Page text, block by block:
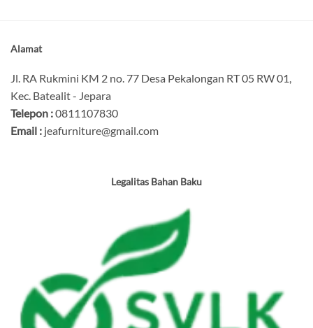
Alamat
Jl. RA Rukmini KM 2 no. 77 Desa Pekalongan RT 05 RW 01,
Kec. Batealit - Jepara
Telepon :0811107830
Email : jeafurniture@gmail.com
Legalitas Bahan Baku